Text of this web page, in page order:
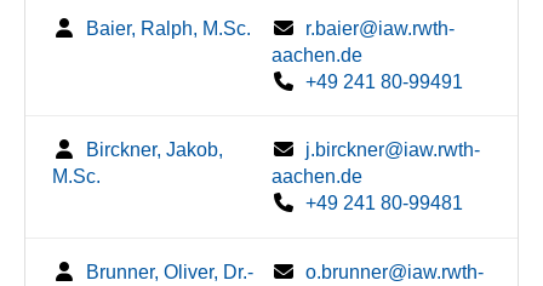
Baier, Ralph, M.Sc.
r.baier@iaw.rwth-
aachen.de
+49 241 80-99491
Birckner, Jakob,
M.Sc.
j.birckner@iaw.rwth-
aachen.de
+49 241 80-99481
Brunner, Oliver, Dr.-
o.brunner@iaw.rwth-